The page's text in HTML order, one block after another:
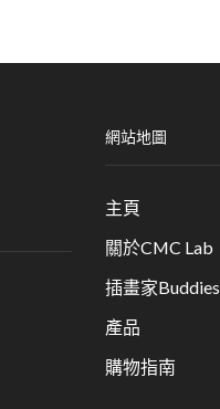
網站地圖
主頁
關於CMC Lab
插畫家Buddies
產品
購物指南